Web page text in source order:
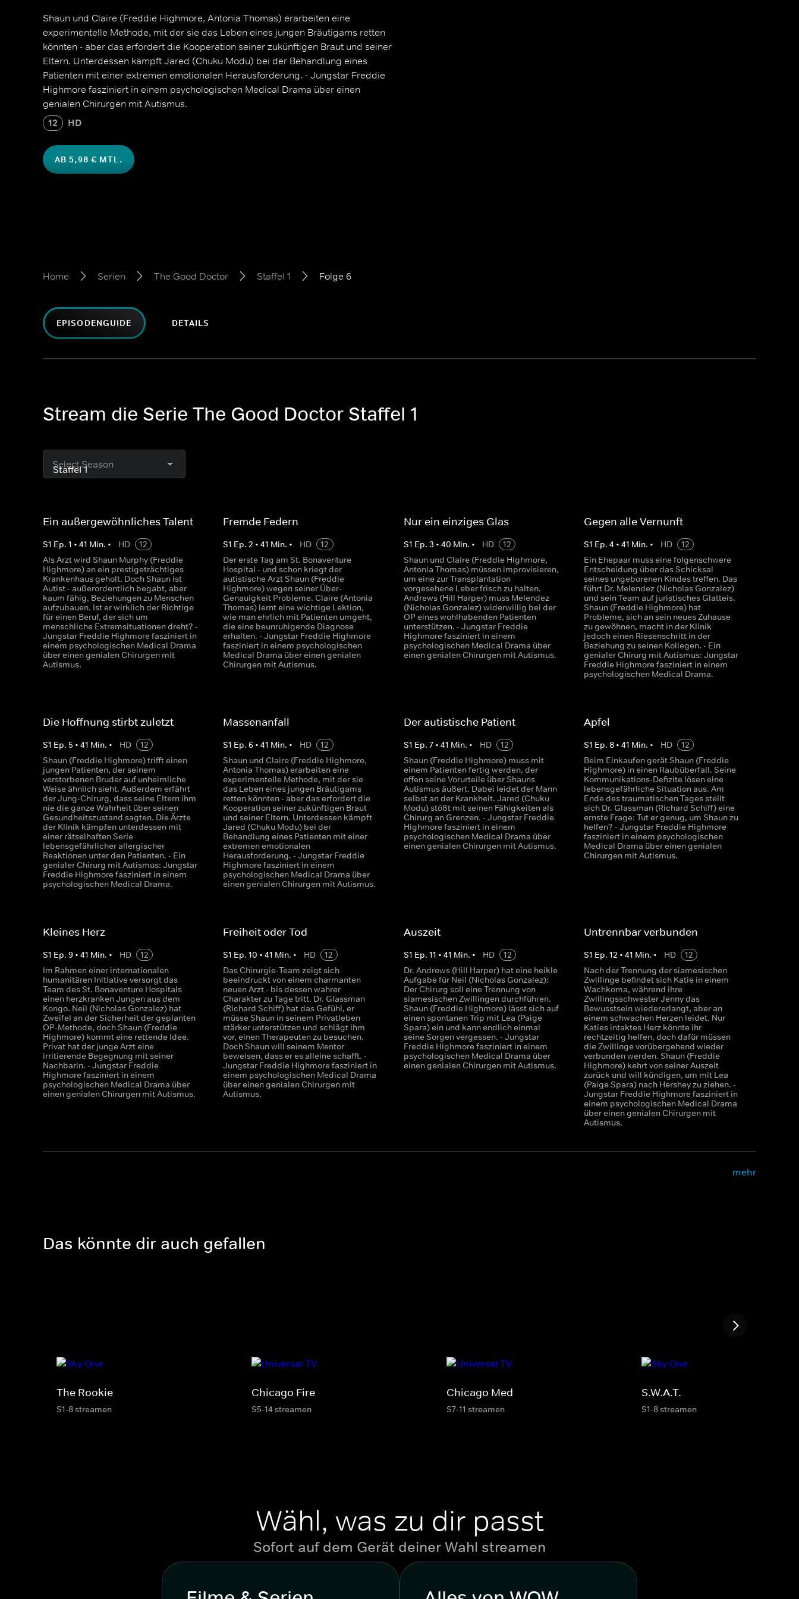
Shaun und Claire (Freddie Highmore, Antonia Thomas) erarbeiten eine
experimentelle Methode, mit der sie das Leben eines jungen Bräutigams retten
könnten - aber das erfordert die Kooperation seiner zukünftigen Braut und seiner
Eltern. Unterdessen kämpft Jared (Chuku Modu) bei der Behandlung eines
Patienten mit einer extremen emotionalen Herausforderung. - Jungstar Freddie
Highmore fasziniert in einem psychologischen Medical Drama über einen
genialen Chirurgen mit Autismus.
12 HD
AB 5,98 € MTL.
Home Serien The Good Doctor Staffel 1 Folge 6
EPISODENGUIDE DETAILS
Stream die Serie The Good Doctor Staffel 1
Select Season
Ein außergewöhnliches Talent
S1 Ep. 1 • 41 Min. • HD
12
Als Arzt wird Shaun Murphy (Freddie
Highmore) an ein prestigeträchtiges
Krankenhaus geholt. Doch Shaun ist
Autist - außerordentlich begabt, aber
kaum fähig, Beziehungen zu Menschen
aufzubauen. Ist er wirklich der Richtige
für einen Beruf, der sich um
menschliche Extremsituationen dreht? -
Jungstar Freddie Highmore fasziniert in
einem psychologischen Medical Drama
über einen genialen Chirurgen mit
Autismus.
Fremde Federn
S1 Ep.2 •41 Min. • HD
12
Der erste Tag am St. Bonaventure
Hospital - und schon kriegt der
autistische Arzt Shaun (Freddie
Highmore) wegen seiner Über-
Genauigkeit Probleme. Claire (Antonia
Thomas) lernt eine wichtige Lektion,
wie man ehrlich mit Patienten umgeht,
die eine beunruhigende Diagnose
erhalten. - Jungstar Freddie Highmore
fasziniert in einem psychologischen
Medical Drama über einen genialen
Chirurgen mit Autismus.
Nur ein einziges Glas
S1 Ep. 3 • 40 Min. • HD
12
Shaun und Claire (Freddie Highmore,
Antonia Thomas) müssen improvisieren,
um eine zur Transplantation
vorgesehene Leber frisch zu halten.
Andrews (Hill Harper) muss Melendez
(Nicholas Gonzalez) widerwillig bei der
OP eines wohlhabenden Patienten
unterstützen. - Jungstar Freddie
Highmore fasziniert in einem
psychologischen Medical Drama über
einen genialen Chirurgen mit Autismus.
Gegen alle Vernunft
S1 Ep. 4 • 41 Min. • HD
12
Ein Ehepaar muss eine folgenschwere
Entscheidung über das Schicksal
seines ungeborenen Kindes treffen. Das
führt Dr. Melendez (Nicholas Gonzalez)
und sein Team auf juristisches Glatteis.
Shaun (Freddie Highmore) hat
Probleme, sich an sein neues Zuhause
zu gewöhnen, macht in der Klinik
jedoch einen Riesenschritt in der
Beziehung zu seinen Kollegen. - Ein
genialer Chirurg mit Autismus: Jungstar
Freddie Highmore fasziniert in einem
psychologischen Medical Drama.
Die Hoffnung stirbt zuletzt
S1 Ep. 5 • 41 Min. • HD
12
Shaun (Freddie Highmore) trifft einen
jungen Patienten, der seinem
verstorbenen Bruder auf unheimliche
Weise ähnlich sieht. Außerdem erfährt
der Jung-Chirurg, dass seine Eltern ihm
nie die ganze Wahrheit über seinen
Gesundheitszustand sagten. Die Ärzte
der Klinik kämpfen unterdessen mit
einer rätselhaften Serie
lebensgefährlicher allergischer
Reaktionen unter den Patienten. - Ein
genialer Chirurg mit Autismus: Jungstar
Freddie Highmore fasziniert in einem
psychologischen Medical Drama.
Massenanfall
S1 Ep.6 •41 Min. • HD
12
Shaun und Claire (Freddie Highmore,
Antonia Thomas) erarbeiten eine
experimentelle Methode, mit der sie
das Leben eines jungen Bräutigams
retten könnten - aber das erfordert die
Kooperation seiner zukünftigen Braut
und seiner Eltern. Unterdessen kämpft
Jared (Chuku Modu) bei der
Behandlung eines Patienten mit einer
extremen emotionalen
Herausforderung. - Jungstar Freddie
Highmore fasziniert in einem
psychologischen Medical Drama über
einen genialen Chirurgen mit Autismus.
Der autistische Patient
S1 Ep. 7• 41 Min. • HD
12
Shaun (Freddie Highmore) muss mit
einem Patienten fertig werden, der
offen seine Vorurteile über Shauns
Autismus äußert. Dabei leidet der Mann
selbst an der Krankheit. Jared (Chuku
Modu) stößt mit seinen Fähigkeiten als
Chirurg an Grenzen. - Jungstar Freddie
Highmore fasziniert in einem
psychologischen Medical Drama über
einen genialen Chirurgen mit Autismus.
Apfel
S1 Ep. 8• 41 Min. • HD
12
Beim Einkaufen gerät Shaun (Freddie
Highmore) in einen Raubüberfall. Seine
Kommunikations-Defizite lösen eine
lebensgefährliche Situation aus. Am
Ende des traumatischen Tages stellt
sich Dr. Glassman (Richard Schiff) eine
ernste Frage: Tut er genug, um Shaun zu
helfen? - Jungstar Freddie Highmore
fasziniert in einem psychologischen
Medical Drama über einen genialen
Chirurgen mit Autismus.
Kleines Herz
S1 Ep. 9 • 41 Min. • HD
12
Im Rahmen einer internationalen
humanitären Initiative versorgt das
Team des St. Bonaventure Hospitals
einen herzkranken Jungen aus dem
Kongo. Neil (Nicholas Gonzalez) hat
Zweifel an der Sicherheit der geplanten
OP-Methode, doch Shaun (Freddie
Highmore) kommt eine rettende Idee.
Privat hat der junge Arzt eine
irritierende Begegnung mit seiner
Nachbarin. - Jungstar Freddie
Highmore fasziniert in einem
psychologischen Medical Drama über
einen genialen Chirurgen mit Autismus.
Freiheit oder Tod
S1 Ep.10 •41 Min. • HD
12
Das Chirurgie-Team zeigt sich
beeindruckt von einem charmanten
neuen Arzt - bis dessen wahrer
Charakter zu Tage tritt. Dr. Glassman
(Richard Schiff) hat das Gefühl, er
müsse Shaun in seinem Privatleben
stärker unterstützen und schlägt ihm
vor, einen Therapeuten zu besuchen.
Doch Shaun will seinem Mentor
beweisen, dass er es alleine schafft. -
Jungstar Freddie Highmore fasziniert in
einem psychologischen Medical Drama
über einen genialen Chirurgen mit
Autismus.
Auszeit
S1 Ep. 11 • 41 Min. • HD
12
Dr. Andrews (Hill Harper) hat eine heikle
Aufgabe für Neil (Nicholas Gonzalez):
Der Chirurg soll eine Trennung von
siamesischen Zwillingen durchführen.
Shaun (Freddie Highmore) lässt sich auf
einen spontanen Trip mit Lea (Paige
Spara) ein und kann endlich einmal
seine Sorgen vergessen. - Jungstar
Freddie Highmore fasziniert in einem
psychologischen Medical Drama über
einen genialen Chirurgen mit Autismus.
Untrennbar verbunden
S1 Ep. 12 • 41 Min. • HD
12
Nach der Trennung der siamesischen
Zwillinge befindet sich Katie in einem
Wachkoma, während ihre
Zwillingsschwester Jenny das
Bewusstsein wiedererlangt, aber an
einem schwachen Herzen leidet. Nur
Katies intaktes Herz könnte ihr
rechtzeitig helfen, doch dafür müssen
die Zwillinge vorübergehend wieder
verbunden werden. Shaun (Freddie
Highmore) kehrt von seiner Auszeit
zurück und will kündigen, um mit Lea
(Paige Spara) nach Hershey zu ziehen. -
Jungstar Freddie Highmore fasziniert in
einem psychologischen Medical Drama
über einen genialen Chirurgen mit
Autismus.
mehr
Das könnte dir auch gefallen
The Rookie
S1-8 streamen
Chicago Fire
S5-14 streamen
Chicago Med
S7-11 streamen
S.W.A.T.
S1-8 streamen
Wähl, was zu dir passt
Sofort auf dem Gerät deiner Wahl streamen